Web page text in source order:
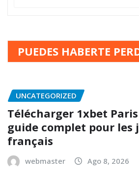
PUEDES HABERTE
UNCATEGORIZED
Télécharger 1xbet
guide complet pour les
français
webmaster Ago 8, 2026